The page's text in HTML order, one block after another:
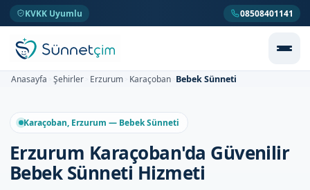
KVKK Uyumlu 08508401141
Anasayfa Şehirler Erzurum Karaçoban Bebek Sünneti
Karaçoban, Erzurum — Bebek Sünneti
Erzurum Karaçoban'da Güvenilir
Bebek Sünneti Hizmeti